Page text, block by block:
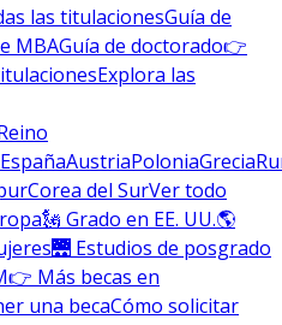
las titulacionesGuía de
MBAGuía de doctorado👉
Explora las
EspañaAustriaPoloniaGrecia
Corea del SurVer todo
🗽 Grado en EE. UU.🌎
🌉 Estudios de posgrado
👉 Más becas en
una becaCómo solicitar